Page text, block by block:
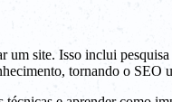
um site. Isso inclui
tornando o SEO